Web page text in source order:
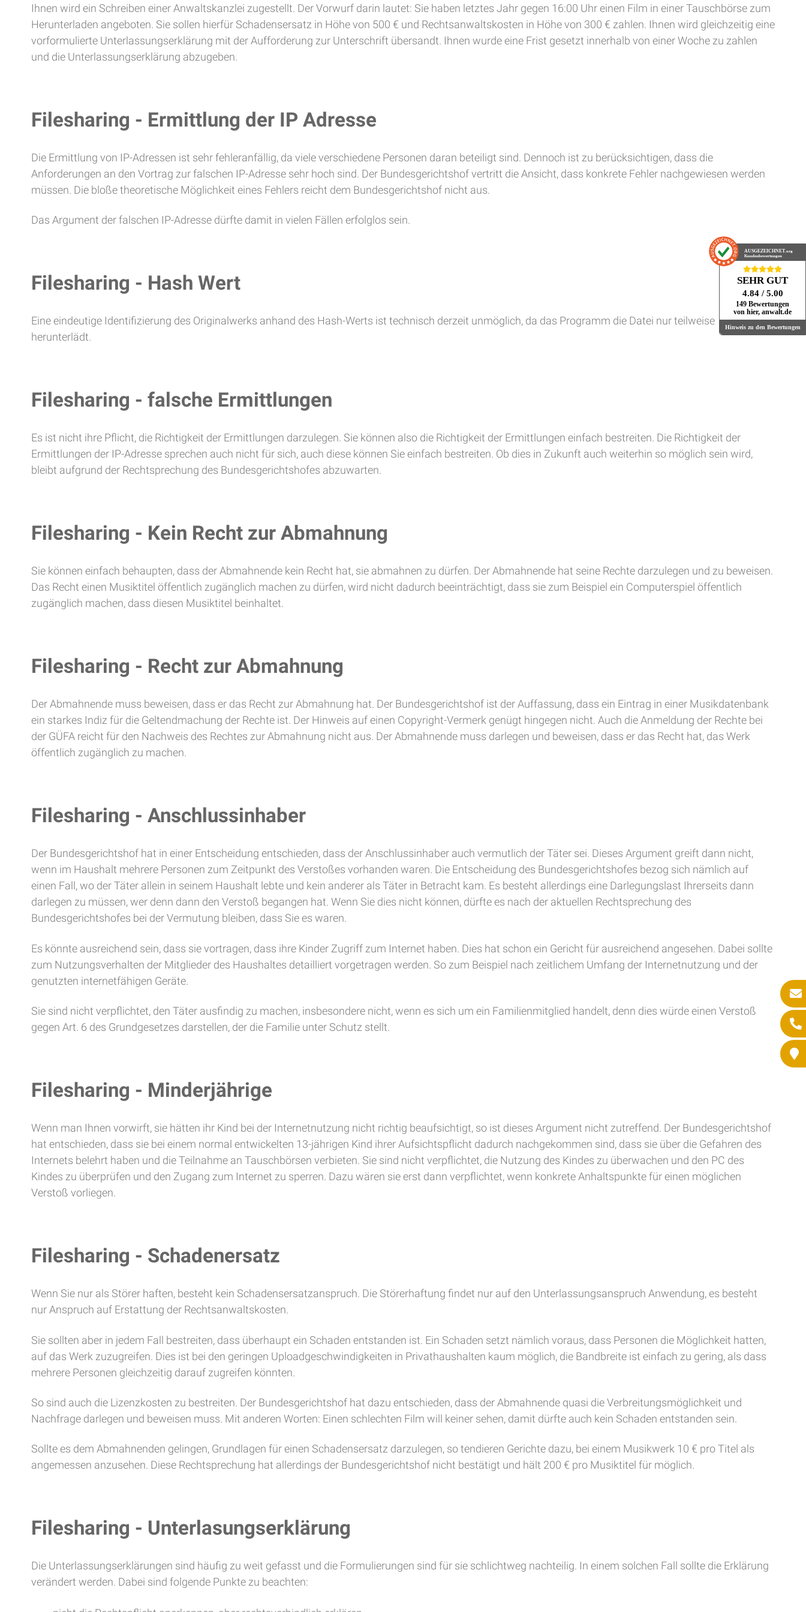
Ihnen wird ein Schreiben einer Anwaltskanzlei zugestellt. Der Vorwurf darin lautet: Sie haben letztes Jahr gegen 16:00 Uhr einen Film in einer Tauschbörse zum
Herunterladen angeboten. Sie sollen hierfür Schadensersatz in Höhe von 500 € und Rechtsanwaltskosten in Höhe von 300 € zahlen. Ihnen wird gleichzeitig eine
vorformulierte Unterlassungserklärung mit der Aufforderung zur Unterschrift übersandt. Ihnen wurde eine Frist gesetzt innerhalb von einer Woche zu zahlen
und die Unterlassungserklärung abzugeben.
Filesharing - Ermittlung der IP Adresse
Die Ermittlung von IP-Adressen ist sehr fehleranfällig, da viele verschiedene Personen daran beteiligt sind. Dennoch ist zu berücksichtigen, dass die
Anforderungen an den Vortrag zur falschen IP-Adresse sehr hoch sind. Der Bundesgerichtshof vertritt die Ansicht, dass konkrete Fehler nachgewiesen werden
müssen. Die bloße theoretische Möglichkeit eines Fehlers reicht dem Bundesgerichtshof nicht aus.
Das Argument der falschen IP-Adresse dürfte damit in vielen Fällen erfolglos sein.
Filesharing - Hash Wert
Eine eindeutige Identifizierung des Originalwerks anhand des Hash-Werts ist technisch derzeit unmöglich, da das Programm die Datei nur teilweise
herunterlädt.
Filesharing - falsche Ermittlungen
Es ist nicht ihre Pflicht, die Richtigkeit der Ermittlungen darzulegen. Sie können also die Richtigkeit der Ermittlungen einfach bestreiten. Die Richtigkeit der
Ermittlungen der IP-Adresse sprechen auch nicht für sich, auch diese können Sie einfach bestreiten. Ob dies in Zukunft auch weiterhin so möglich sein wird,
bleibt aufgrund der Rechtsprechung des Bundesgerichtshofes abzuwarten.
Filesharing - Kein Recht zur Abmahnung
Sie können einfach behaupten, dass der Abmahnende kein Recht hat, sie abmahnen zu dürfen. Der Abmahnende hat seine Rechte darzulegen und zu beweisen.
Das Recht einen Musiktitel öffentlich zugänglich machen zu dürfen, wird nicht dadurch beeinträchtigt, dass sie zum Beispiel ein Computerspiel öffentlich
zugänglich machen, dass diesen Musiktitel beinhaltet.
Filesharing - Recht zur Abmahnung
Der Abmahnende muss beweisen, dass er das Recht zur Abmahnung hat. Der Bundesgerichtshof ist der Auffassung, dass ein Eintrag in einer Musikdatenbank
ein starkes Indiz für die Geltendmachung der Rechte ist. Der Hinweis auf einen Copyright-Vermerk genügt hingegen nicht. Auch die Anmeldung der Rechte bei
der GÜFA reicht für den Nachweis des Rechtes zur Abmahnung nicht aus. Der Abmahnende muss darlegen und beweisen, dass er das Recht hat, das Werk
öffentlich zugänglich zu machen.
Filesharing - Anschlussinhaber
Der Bundesgerichtshof hat in einer Entscheidung entschieden, dass der Anschlussinhaber auch vermutlich der Täter sei. Dieses Argument greift dann nicht,
wenn im Haushalt mehrere Personen zum Zeitpunkt des Verstoßes vorhanden waren. Die Entscheidung des Bundesgerichtshofes bezog sich nämlich auf
einen Fall, wo der Täter allein in seinem Haushalt lebte und kein anderer als Täter in Betracht kam. Es besteht allerdings eine Darlegungslast Ihrerseits dann
darlegen zu müssen, wer denn dann den Verstoß begangen hat. Wenn Sie dies nicht können, dürfte es nach der aktuellen Rechtsprechung des
Bundesgerichtshofes bei der Vermutung bleiben, dass Sie es waren.
Es könnte ausreichend sein, dass sie vortragen, dass ihre Kinder Zugriff zum Internet haben. Dies hat schon ein Gericht für ausreichend angesehen. Dabei sollte
zum Nutzungsverhalten der Mitglieder des Haushaltes detailliert vorgetragen werden. So zum Beispiel nach zeitlichem Umfang der Internetnutzung und der
genutzten internetfähigen Geräte.
Sie sind nicht verpflichtet, den Täter ausfindig zu machen, insbesondere nicht, wenn es sich um ein Familienmitglied handelt, denn dies würde einen Verstoß
gegen Art. 6 des Grundgesetzes darstellen, der die Familie unter Schutz stellt.
Filesharing - Minderjährige
Wenn man Ihnen vorwirft, sie hätten ihr Kind bei der Internetnutzung nicht richtig beaufsichtigt, so ist dieses Argument nicht zutreffend. Der Bundesgerichtshof
hat entschieden, dass sie bei einem normal entwickelten 13-jährigen Kind ihrer Aufsichtspflicht dadurch nachgekommen sind, dass sie über die Gefahren des
Internets belehrt haben und die Teilnahme an Tauschbörsen verbieten. Sie sind nicht verpflichtet, die Nutzung des Kindes zu überwachen und den PC des
Kindes zu überprüfen und den Zugang zum Internet zu sperren. Dazu wären sie erst dann verpflichtet, wenn konkrete Anhaltspunkte für einen möglichen
Verstoß vorliegen.
Filesharing - Schadenersatz
Wenn Sie nur als Störer haften, besteht kein Schadensersatzanspruch. Die Störerhaftung findet nur auf den Unterlassungsanspruch Anwendung, es besteht
nur Anspruch auf Erstattung der Rechtsanwaltskosten.
Sie sollten aber in jedem Fall bestreiten, dass überhaupt ein Schaden entstanden ist. Ein Schaden setzt nämlich voraus, dass Personen die Möglichkeit hatten,
auf das Werk zuzugreifen. Dies ist bei den geringen Uploadgeschwindigkeiten in Privathaushalten kaum möglich, die Bandbreite ist einfach zu gering, als dass
mehrere Personen gleichzeitig darauf zugreifen könnten.
So sind auch die Lizenzkosten zu bestreiten. Der Bundesgerichtshof hat dazu entschieden, dass der Abmahnende quasi die Verbreitungsmöglichkeit und
Nachfrage darlegen und beweisen muss. Mit anderen Worten: Einen schlechten Film will keiner sehen, damit dürfte auch kein Schaden entstanden sein.
Sollte es dem Abmahnenden gelingen, Grundlagen für einen Schadensersatz darzulegen, so tendieren Gerichte dazu, bei einem Musikwerk 10 € pro Titel als
angemessen anzusehen. Diese Rechtsprechung hat allerdings der Bundesgerichtshof nicht bestätigt und hält 200 € pro Musiktitel für möglich.
Filesharing - Unterlasungserklärung
Die Unterlassungserklärungen sind häufig zu weit gefasst und die Formulierungen sind für sie schlichtweg nachteilig. In einem solchen Fall sollte die Erklärung
verändert werden. Dabei sind folgende Punkte zu beachten:
AUSGEZEICHNET.org
Kundenbewertungen
SEHR GUT
4.84 / 5.00
149 Bewertungen
von hier, anwalt.de
Hinweis zu den Bewertungen